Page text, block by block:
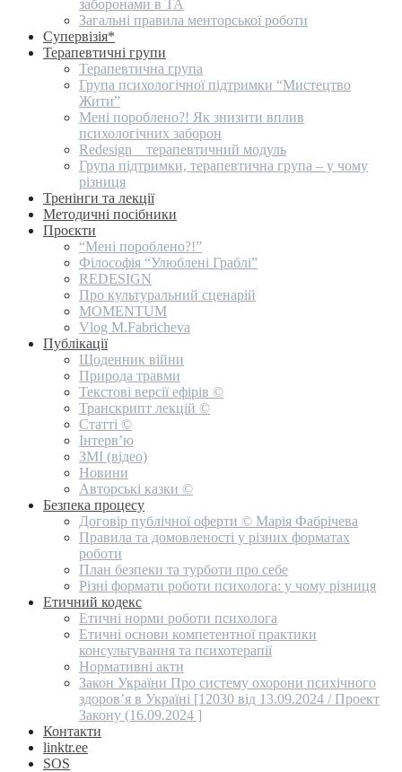
заборонами в ТА
Загальні правила менторської роботи
Супервізія*
Терапевтичні групи
Терапевтична група
Група психологічної підтримки “Мистецтво
Жити”
Мені пороблено?! Як знизити вплив
психологічних заборон
Redesign _ терапевтичний модуль
Група підтримки, терапевтична група – у чому
різниця
Тренінги та лекції
Методичні посібники
Проєкти
“Мені пороблено?!”
Філософія “Улюблені Граблі”
REDESIGN
Про культуральний сценарій
MOMENTUM
Vlog M.Fabricheva
Публікації
Щоденник війни
Природа травми
Текстові версії ефірів ©
Транскрипт лекцій ©
Статті ©
Інтерв’ю
ЗМІ (відео)
Новини
Авторські казки ©
Безпека процесу
Договір публічної оферти © Марія Фабрічева
Правила та домовленості у різних форматах
роботи
План безпеки та турботи про себе
Різні формати роботи психолога: у чому різниця
Етичний кодекс
Етичні норми роботи психолога
Етичні основи компетентної практики
консультування та психотерапії
Нормативні акти
Закон України Про систему охорони психічного
здоров’я в Україні [12030 від 13.09.2024 / Проект
Закону (16.09.2024 ]
Контакти
linktr.ee
SOS